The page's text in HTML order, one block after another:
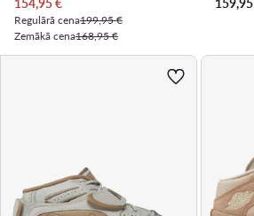
Regulārā cena199,95 €
Zemākā cena168,95 €